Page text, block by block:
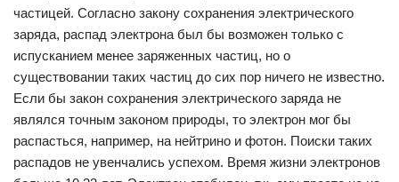
частицей. Согласно закону сохранения электрического
заряда, распад электрона был бы возможен только с
испусканием менее заряженных частиц, но о
существовании таких частиц до сих пор ничего не известно.
Если бы закон сохранения электрического заряда не
являлся точным законом природы, то электрон мог бы
распасться, например, на нейтрино и фотон. Поиски таких
распадов не увенчались успехом. Время жизни электронов